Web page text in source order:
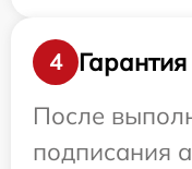
4
Гарантия
После
подписания